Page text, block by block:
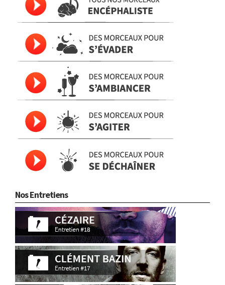
Nos Entretiens